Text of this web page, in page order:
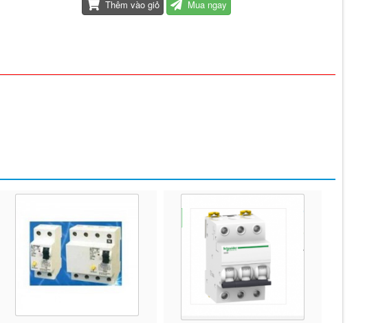
Thêm vào giỏ Mua ngay